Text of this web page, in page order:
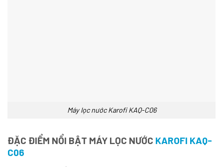
Máy lọc nước Karofi KAQ-C06
ĐẶC ĐIỂM NỔI BẬT MÁY LỌC NƯỚC KAROFI KAQ-
C06